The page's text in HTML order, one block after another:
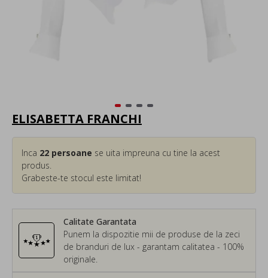
ELISABETTA FRANCHI
Calitate Garantata
Punem la dispozitie mii de produse de la zeci
de branduri de lux - garantam calitatea - 100%
originale.
Inca 22 persoane se uita impreuna cu tine la acest
produs.
Grabeste-te stocul este limitat!